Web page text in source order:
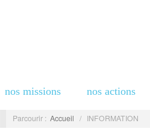
nos missions nos actions
Parcourir : Accueil / INFORMATION